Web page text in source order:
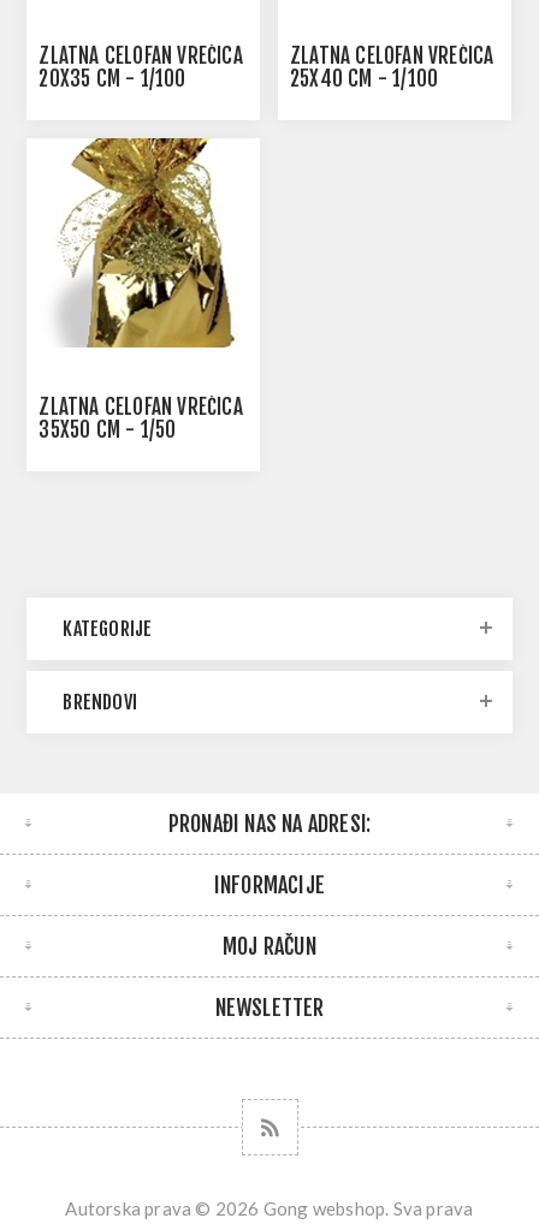
ZLATNA CELOFAN VREĆICA
20X35 CM - 1/100
ZLATNA CELOFAN VREĆICA
25X40 CM - 1/100
ZLATNA CELOFAN VREĆICA
35X50 CM - 1/50
KATEGORIJE
BRENDOVI
PRONAĐI NAS NA ADRESI:
INFORMACIJE
MOJ RAČUN
NEWSLETTER
Autorska prava © 2026 Gong webshop. Sva prava